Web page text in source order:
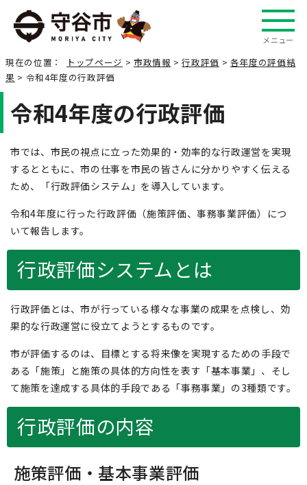
メニュー
現在の位置： トップページ > 市政情報 >行政評価 > 各年度の評価結
果 > 令和4年度の行政評価
令和4年度の行政評価
市では、市民の視点に立った効果的・効率的な行政運営を実現
するとともに、市の仕事を市民の皆さんに分かりやすく伝える
ため、「行政評価システム」を導入しています。
令和4年度に行った行政評価（施策評価、事務事業評価）につ
いて報告します。
行政評価システムとは
行政評価とは、市が行っている様々な事業の成果を点検し、効
果的な行政運営に役立てようとするものです。
市が評価するのは、目標とする将来像を実現するための手段で
ある「施策」と施策の具体的方向性を表す「基本事業」、そし
て施策を達成する具体的手段である「事務事業」の3種類です。
行政評価の内容
施策評価・基本事業評価